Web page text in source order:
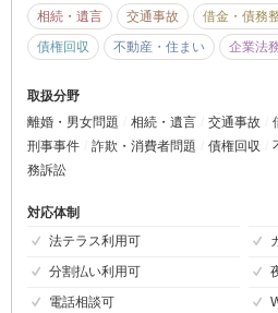
相続・遺言
交通事故 借金・債務
債権回収
不動産・住まい 企業法
取扱分野
離婚・男女問題
相続・遺言 交通事故
刑事事件
詐欺・消費者問題 債権回収
務訴訟
対応体制
法テラス利用可
分割払い利用可
電話相談可